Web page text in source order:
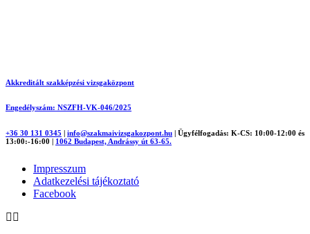
Akkreditált szakképzési vizsgaközpont
Engedélyszám: NSZFH-VK-046/2025
+36 30 131 0345 info@szakmaivizsgakozpont.hu
Ügyfélfogadás: K-CS: 10:00-12:00 és
13:00:-16:00
1062 Budapest, Andrássy út 63-65.
Impresszum
Adatkezelési tájékoztató
Facebook